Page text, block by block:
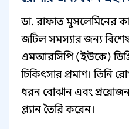
ডা. রাফাত মুসলেমিনের
জটিল সমস্যার জন্য
এমআরসিপি (ইউকে)
চিকিৎসার প্রমাণ। তিনি
ধরন বোঝান এবং
প্ল্যান তৈরি করেন।